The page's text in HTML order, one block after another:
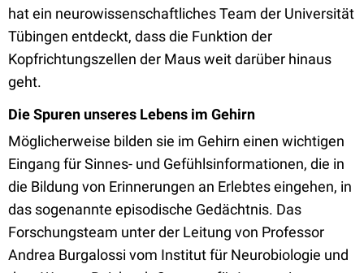
hat ein neurowissenschaftliches Team der Universität
Tübingen entdeckt, dass die Funktion der
Kopfrichtungszellen der Maus weit darüber hinaus
geht.
Die Spuren unseres Lebens im Gehirn
Möglicherweise bilden sie im Gehirn einen wichtigen
Eingang für Sinnes- und Gefühlsinformationen, die in
die Bildung von Erinnerungen an Erlebtes eingehen, in
das sogenannte episodische Gedächtnis. Das
Forschungsteam unter der Leitung von Professor
Andrea Burgalossi vom Institut für Neurobiologie und